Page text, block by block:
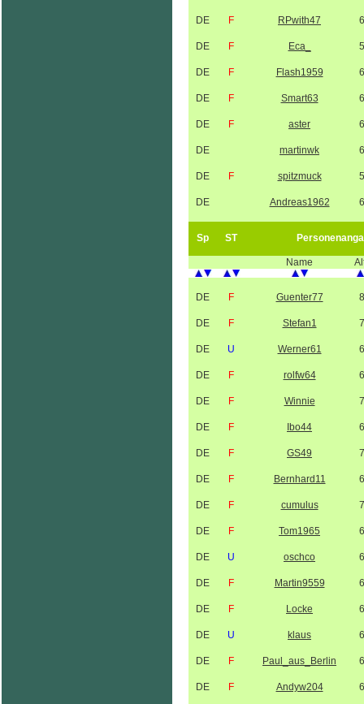
DE F RPwith47
DE F Eca_
DE F Flash1959
DE F Smart63
DE F aster
DE martinwk
DE F spitzmuck
DE Andreas1962
Sp ST
Name
DE F Guenter77
DE F Stefan1
DE U Werner61
DE F rolfw64
DE F Winnie
DE F Ibo44
DE F GS49
DE F Bernhard11
DE F cumulus
DE F Tom1965
DE U oschco
DE F Martin9559
DE F Locke
DE U klaus
DE F Paul_aus_Berlin
DE F Andyw204